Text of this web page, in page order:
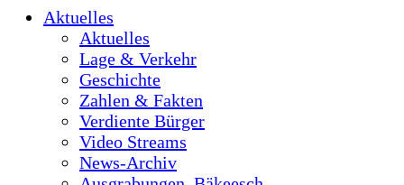
Aktuelles
Aktuelles
Lage & Verkehr
Geschichte
Zahlen & Fakten
Verdiente Bürger
Video Streams
News-Archiv